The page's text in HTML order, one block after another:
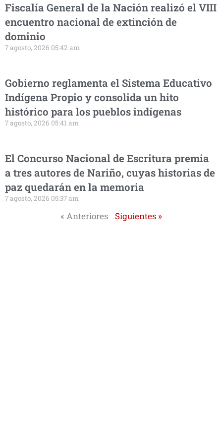
Fiscalía General de la Nación realizó el VIII
encuentro nacional de extinción de
dominio
7 agosto, 2026 05:42 am
Gobierno reglamenta el Sistema Educativo
Indígena Propio y consolida un hito
histórico para los pueblos indígenas
7 agosto, 2026 05:41 am
El Concurso Nacional de Escritura premia
a tres autores de Nariño, cuyas historias de
paz quedarán en la memoria
7 agosto, 2026 05:37 am
« Anteriores Siguientes »